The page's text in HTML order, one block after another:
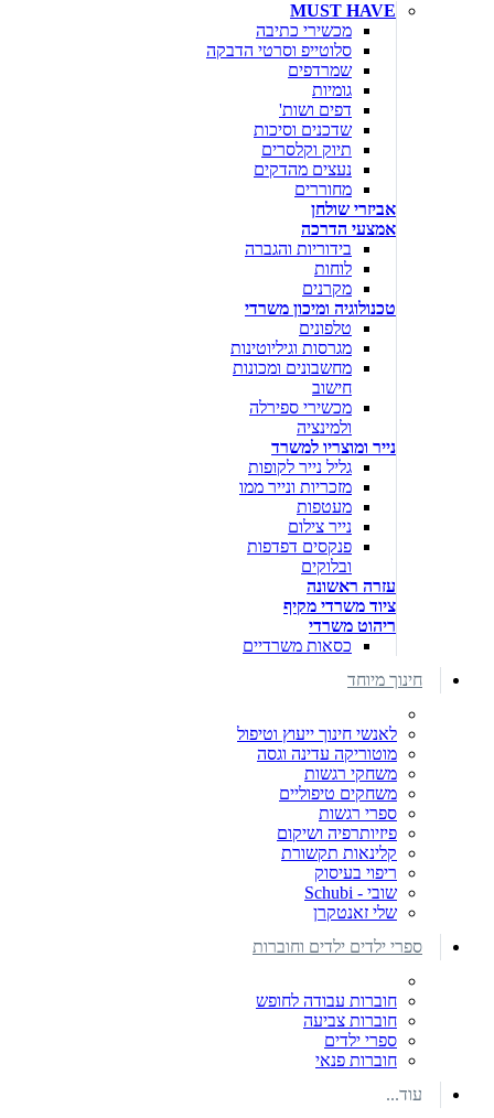
MUST HAVE
מכשירי כתיבה
סלוטייפ וסרטי הדבקה
שמרדפים
גומיות
דפים ושות'
שדכנים וסיכות
תיוק וקלסרים
נעצים מהדקים
מחוררים
אביזרי שולחן
אמצעי הדרכה
בידוריות והגברה
לוחות
מקרנים
טכנולוגיה ומיכון משרדי
טלפונים
מגרסות וגיליוטינות
מחשבונים ומכונות
חישוב
מכשירי ספירלה
ולמינציה
נייר ומוצריו למשרד
גליל נייר לקופות
מזכריות ונייר ממו
מעטפות
נייר צילום
פנקסים דפדפות
ובלוקים
עזרה ראשונה
ציוד משרדי מקיף
ריהוט משרדי
כסאות משרדיים
חינוך מיוחד
לאנשי חינוך ייעוץ וטיפול
מוטוריקה עדינה וגסה
משחקי רגשות
משחקים טיפוליים
ספרי רגשות
פיזיותרפיה ושיקום
קלינאות תקשורת
ריפוי בעיסוק
שובי - Schubi
שלי זאנטקרן
ספרי ילדים ילדים וחוברות
חוברות עבודה לחופש
חוברות צביעה
ספרי ילדים
חוברות פנאי
עוד...